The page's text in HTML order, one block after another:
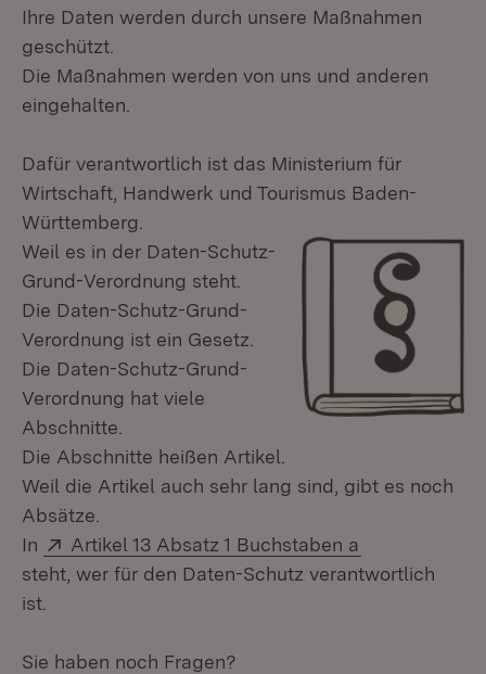
Ihre Daten werden durch unsere Maßnahmen
geschützt.
Die Maßnahmen werden von uns und anderen
eingehalten.
Dafür verantwortlich ist das Ministerium für
Wirtschaft, Handwerk und Tourismus Baden-
Württemberg.
Weil es in der Daten-Schutz-
Grund-Verordnung steht.
Die Daten-Schutz-Grund-
Verordnung ist ein Gesetz.
Die Daten-Schutz-Grund-
Verordnung hat viele
Abschnitte.
Die Abschnitte heißen Artikel.
Weil die Artikel auch sehr lang sind, gibt es noch
Absätze.
In
Extern:
Artikel 13 Absatz 1 Buchstaben a
steht, wer für den Daten-Schutz verantwortlich
ist.
Sie haben noch Fragen?